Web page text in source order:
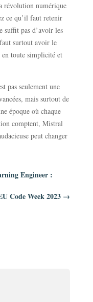
révolution numérique
ce qu’il faut retenir
suffit pas d’avoir les
surtout avoir le
en toute simplicité et
pas seulement une
mais surtout de
époque où chaque
comptent, Mistral
peut changer
Engineer :
Code Week 2023 →